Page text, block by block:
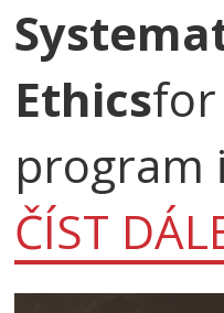
Ethicsfor
program
ČÍST